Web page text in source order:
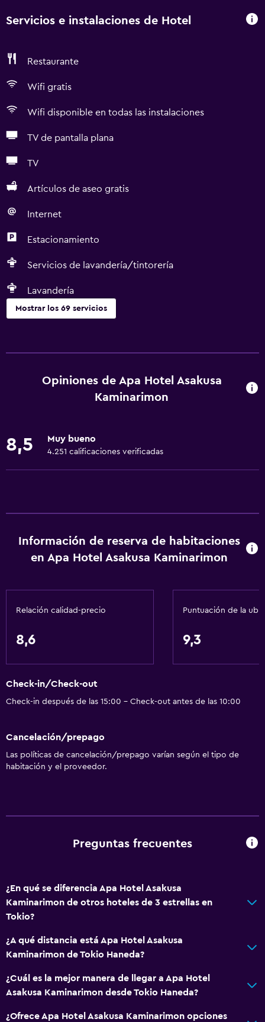
Servicios e instalaciones de Hotel
Restaurante
Wifi gratis
Wifi disponible en todas las instalaciones
TV de pantalla plana
TV
Artículos de aseo gratis
Internet
Estacionamiento
Servicios de lavandería/tintorería
Lavandería
Mostrar los 69 servicios
Wifi gratis
Wifi disponible en todas las instalaciones
Extinguidor
Artículos de aseo gratis
Gel de ducha
Aire acondicionado
Accesibilidad y adecuación
Ducha adaptada para silla de ruedas
Para no fumadores
Ducha
Gorro de baño
Bidé
Aseo
Opiniones de Apa Hotel Asakusa
Kaminarimon
8,5 Muy bueno
4.251 calificaciones verificadas
Información de reserva de habitaciones
en Apa Hotel Asakusa Kaminarimon
Relación calidad-precio
8,6
Puntuación de la
9,3
Check-in/Check-out
Check-in después de las 15:00 - Check-out antes de las 10:00
Cancelación/prepago
Las políticas de cancelación/prepago varían según el tipo de
habitación y el proveedor.
Preguntas frecuentes
¿En qué se diferencia Apa Hotel Asakusa
Kaminarimon de otros hoteles de 3 estrellas en
Tokio?
¿A qué distancia está Apa Hotel Asakusa
Kaminarimon de Tokio Haneda?
¿Cuál es la mejor manera de llegar a Apa Hotel
Asakusa Kaminarimon desde Tokio Haneda?
¿Ofrece Apa Hotel Asakusa Kaminarimon opciones